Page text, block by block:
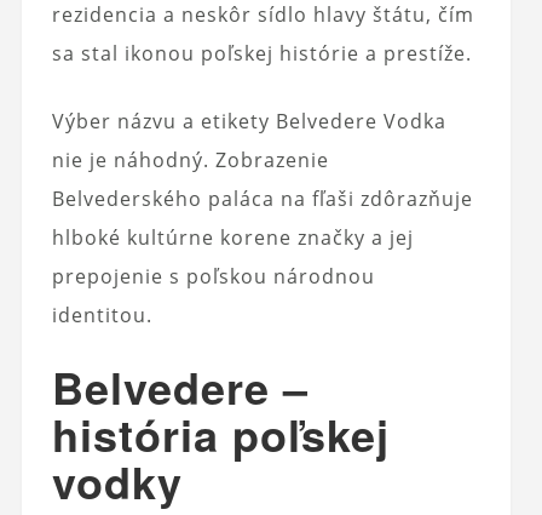
rezidencia a neskôr sídlo hlavy štátu, čím
sa stal ikonou poľskej histórie a prestíže.
Výber názvu a etikety Belvedere Vodka
nie je náhodný. Zobrazenie
Belvederského paláca na fľaši zdôrazňuje
hlboké kultúrne korene značky a jej
prepojenie s poľskou národnou
identitou.
Belvedere –
história poľskej
vodky